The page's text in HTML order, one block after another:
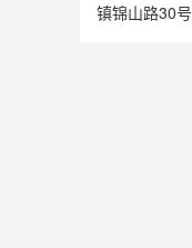
镇锦山路30号